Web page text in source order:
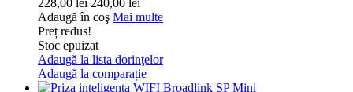
Adaugă în coş Mai multe
Preț redus!
Stoc epuizat
Adaugă la lista dorinţelor
Adaugă la comparație